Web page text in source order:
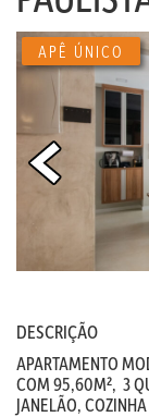
APÊ ÚNICO
DESCRIÇÃO
APARTAMENTO
COM 95,60M², 3
JANELÃO,